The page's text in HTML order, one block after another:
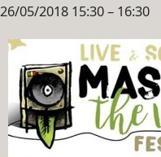
26/05/2018 15:30– 16:30